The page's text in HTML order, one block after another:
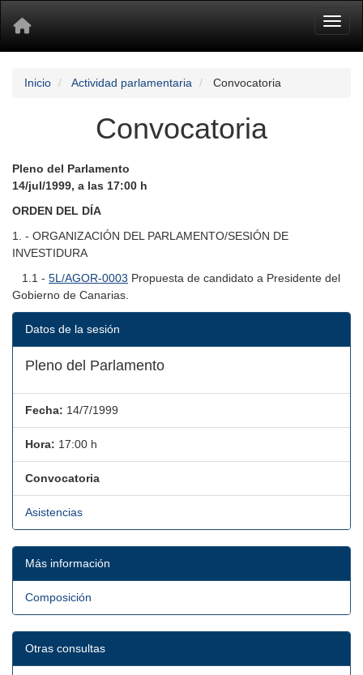
Inicio Actividad parlamentaria Convocatoria
Convocatoria
Pleno del Parlamento
14/jul/1999, a las 17:00 h
ORDEN DEL DÍA
1. - ORGANIZACIÓN DEL PARLAMENTO/SESIÓN DE
INVESTIDURA
1.1 - 5L/AGOR-0003 Propuesta de candidato a Presidente del
Gobierno de Canarias.
Datos de la sesión
Pleno del Parlamento
Fecha: 14/7/1999
Hora: 17:00 h
Convocatoria
Asistencias
Más información
Composición
Otras consultas